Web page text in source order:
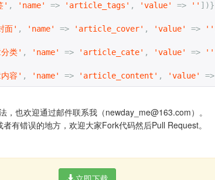
' , 'name' => 'article_tags' , 'value' => '' ])}
面' , 'name' => 'article_cover' , 'value' => ''
类' , 'name' => 'article_cate' , 'value' => ''
容' , 'name' => 'article_content' , 'value' =>
也欢迎通过邮件联系我（newday_me@163.com）。
有错误的地方，欢迎大家Fork代码然后Pull Request。